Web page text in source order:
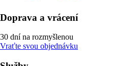
Doprava a vrácení
30 dní na rozmyšlenou
Vraťte svou objednávku